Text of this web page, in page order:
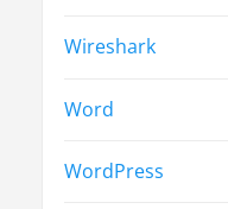
Wireshark
Word
WordPress